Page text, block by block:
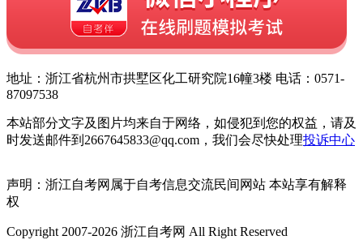
地址：浙江省杭州市拱墅区化工研究院16幢3楼 电话：0571-
87097538
本站部分文字及图片均来自于网络，如侵犯到您的权益，请及
时发送邮件到2667645833@qq.com，我们会尽快处理投诉中心
声明：浙江自考网属于自考信息交流民间网站 本站享有解释
权
Copyright 2007-2026 浙江自考网 All Right Reserved